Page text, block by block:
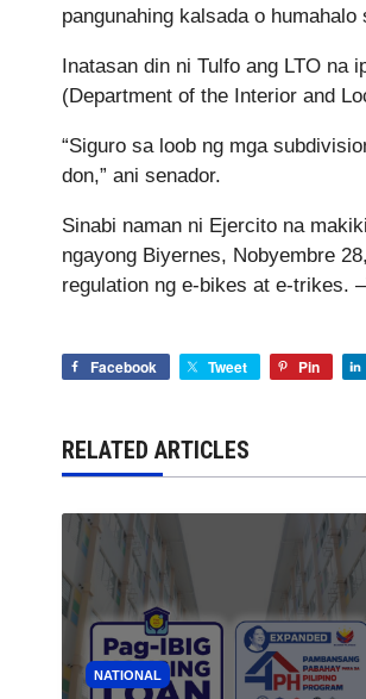
pangunahing kalsada o
Inatasan din ni Tulfo ang LTO na
(Department of the Interior and
“Siguro sa loob ng mga
don,” ani senador.
Sinabi naman ni Ejercito na
ngayong Biyernes, Nobyembre
regulation ng e-bikes at e-trikes. –
Facebook Tweet Pin
RELATED ARTICLES
NATIONAL